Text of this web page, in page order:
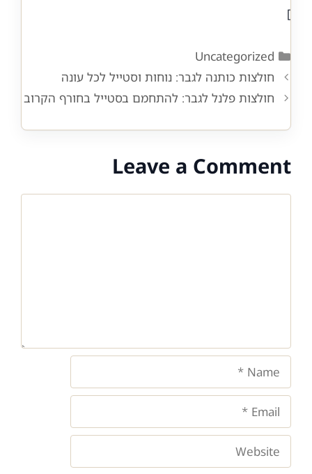
]
Categories
Uncategorized
חולצות כותנה לגבר: נוחות וסטייל לכל עונה
חולצות פלנל לגבר: להתחמם בסטייל בחורף הקרוב
Leave a Comment
Email
Website